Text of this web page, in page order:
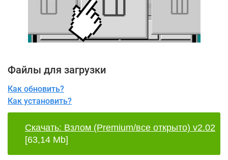
Файлы для загрузки
Как обновить?
Как установить?
Скачать: Взлом (Premium/все открыто) v2.02
[63,14 Mb]